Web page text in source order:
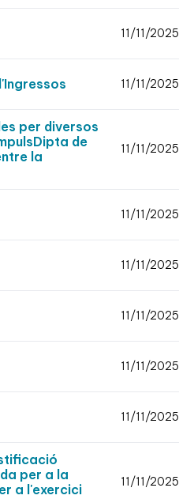
11/11/2025
11/11/2025
per diversos
de
la
11/11/2025
11/11/2025
11/11/2025
11/11/2025
11/11/2025
11/11/2025
per a la
a l'exercici
11/11/2025